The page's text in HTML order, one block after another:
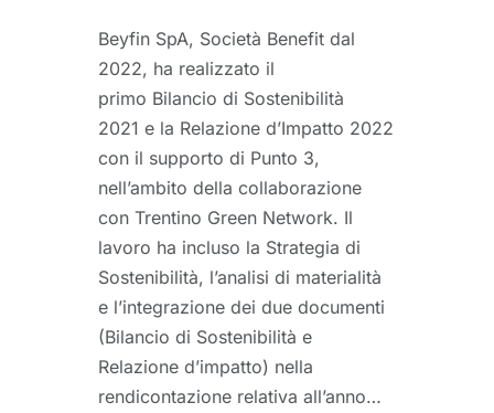
Beyfin SpA, Società Benefit dal
2022, ha realizzato il
primo Bilancio di Sostenibilità
2021 e la Relazione d’Impatto 2022
con il supporto di Punto 3,
nell’ambito della collaborazione
con Trentino Green Network. Il
lavoro ha incluso la Strategia di
Sostenibilità, l’analisi di materialità
e l’integrazione dei due documenti
(Bilancio di Sostenibilità e
Relazione d’impatto) nella
rendicontazione relativa all’anno…